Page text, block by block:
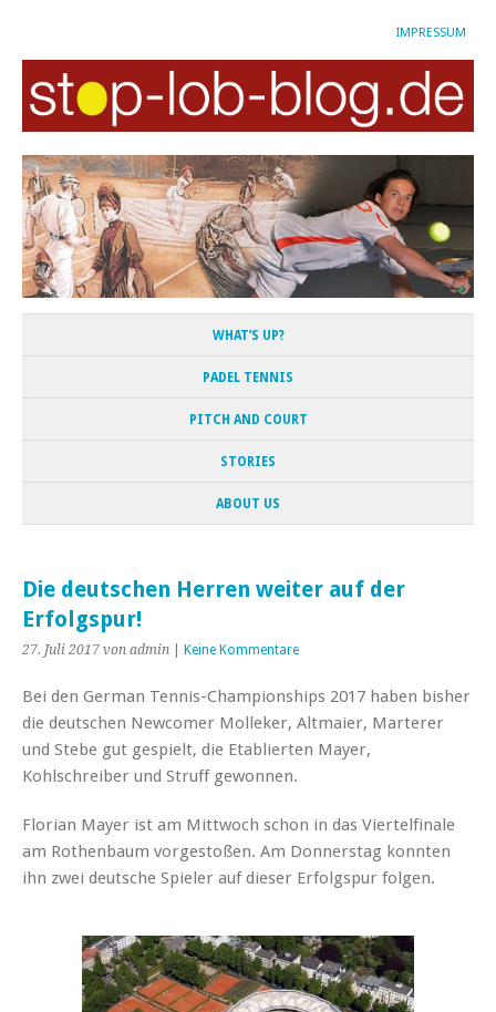
IMPRESSUM
WHAT’S UP?
PADEL TENNIS
PITCH AND COURT
STORIES
ABOUT US
Die deutschen Herren weiter auf der
Erfolgspur!
27. Juli 2017 von admin Keine Kommentare
Bei den German Tennis-Championships 2017 haben bisher
die deutschen Newcomer Molleker, Altmaier, Marterer
und Stebe gut gespielt, die Etablierten Mayer,
Kohlschreiber und Struff gewonnen.
Florian Mayer ist am Mittwoch schon in das Viertelfinale
am Rothenbaum vorgestoßen. Am Donnerstag konnten
ihn zwei deutsche Spieler auf dieser Erfolgspur folgen.